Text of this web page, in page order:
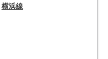
横浜線